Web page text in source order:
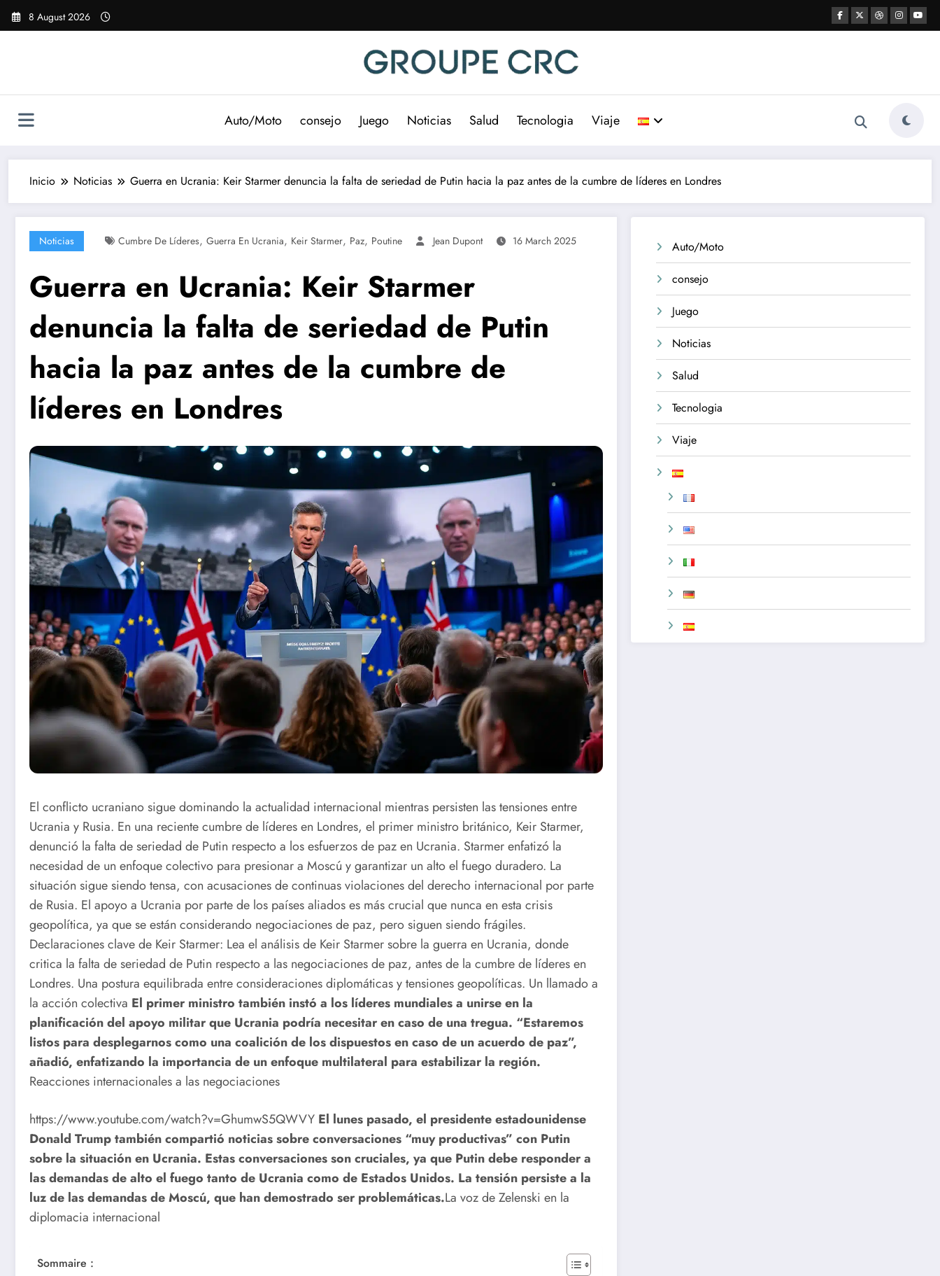
Saltar
8 August 2026
Auto/Moto consejo Juego Noticias Salud Tecnologia Viaje
Inicio Noticias Guerra en Ucrania: Keir Starmer denuncia la falta de seriedad de Putin hacia la paz antes de la cumbre de líderes en Londres
Noticias Cumbre De Líderes, Guerra En Ucrania, Keir Starmer, Paz, Poutine Jean Dupont 16 March 2025
Guerra en Ucrania: Keir Starmer
denuncia la falta de seriedad de Putin
hacia la paz antes de la cumbre de
líderes en Londres
El conflicto ucraniano sigue dominando la actualidad internacional mientras persisten las tensiones entre
Ucrania y Rusia. En una reciente cumbre de líderes en Londres, el primer ministro británico, Keir Starmer,
denunció la falta de seriedad de Putin respecto a los esfuerzos de paz en Ucrania. Starmer enfatizó la
necesidad de un enfoque colectivo para presionar a Moscú y garantizar un alto el fuego duradero. La
situación sigue siendo tensa, con acusaciones de continuas violaciones del derecho internacional por parte
de Rusia. El apoyo a Ucrania por parte de los países aliados es más crucial que nunca en esta crisis
geopolítica, ya que se están considerando negociaciones de paz, pero siguen siendo frágiles.
Declaraciones clave de Keir Starmer: Lea el análisis de Keir Starmer sobre la guerra en Ucrania, donde
critica la falta de seriedad de Putin respecto a las negociaciones de paz, antes de la cumbre de líderes en
Londres. Una postura equilibrada entre consideraciones diplomáticas y tensiones geopolíticas. Un llamado a
la acción colectiva El primer ministro también instó a los líderes mundiales a unirse en la
planificación del apoyo militar que Ucrania podría necesitar en caso de una tregua. “Estaremos
listos para desplegarnos como una coalición de los dispuestos en caso de un acuerdo de paz”,
añadió, enfatizando la importancia de un enfoque multilateral para estabilizar la región.
Reacciones internacionales a las negociaciones
https://www.youtube.com/watch?v=GhumwS5QWVY El lunes pasado, el presidente estadounidense
Donald Trump también compartió noticias sobre conversaciones “muy productivas” con Putin
sobre la situación en Ucrania. Estas conversaciones son cruciales, ya que Putin debe responder a
las demandas de alto el fuego tanto de Ucrania como de Estados Unidos. La tensión persiste a la
luz de las demandas de Moscú, que han demostrado ser problemáticas.La voz de Zelenski en la
diplomacia internacional
Sommaire :
Auto/Moto
consejo
Juego
Noticias
Salud
Tecnologia
Viaje